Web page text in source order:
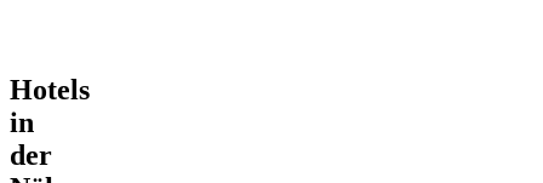
Hotels
in
der